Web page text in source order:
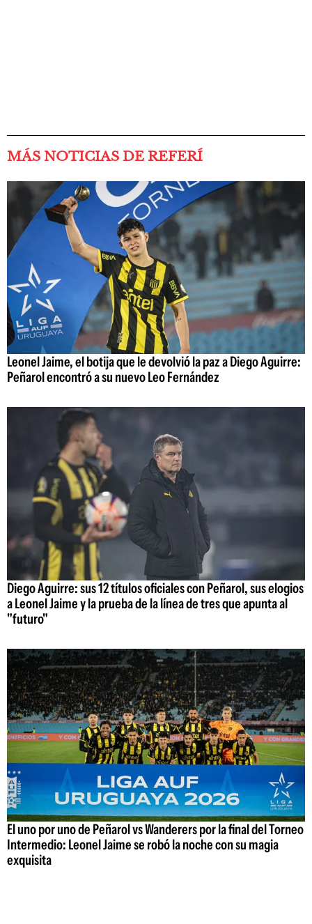
MÁS NOTICIAS DE REFERÍ
Leonel Jaime, el botija que le devolvió la paz a Diego Aguirre:
Peñarol encontró a su nuevo Leo Fernández
Diego Aguirre: sus 12 títulos oficiales con Peñarol, sus elogios
a Leonel Jaime y la prueba de la línea de tres que apunta al
"futuro"
El uno por uno de Peñarol vs Wanderers por la final del Torneo
Intermedio: Leonel Jaime se robó la noche con su magia
exquisita